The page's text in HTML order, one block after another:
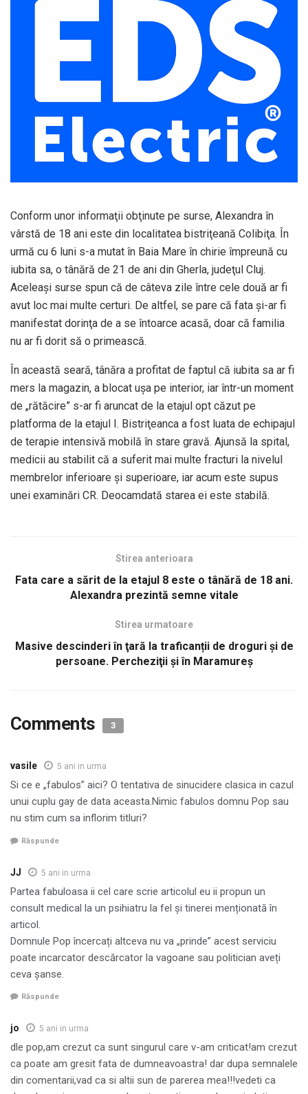
Conform unor informaţii obţinute pe surse, Alexandra în
vârstă de 18 ani este din localitatea bistriţeană Colibiţa. În
urmă cu 6 luni s-a mutat în Baia Mare în chirie împreună cu
iubita sa, o tânără de 21 de ani din Gherla, judeţul Cluj.
Aceleaşi surse spun că de câteva zile între cele două ar fi
avut loc mai multe certuri. De altfel, se pare că fata şi-ar fi
manifestat dorinţa de a se întoarce acasă, doar că familia
nu ar fi dorit să o primească.
În această seară, tânăra a profitat de faptul că iubita sa ar fi
mers la magazin, a blocat uşa pe interior, iar într-un moment
de „rătăcire” s-ar fi aruncat de la etajul opt căzut pe
platforma de la etajul I. Bistriţeanca a fost luata de echipajul
de terapie intensivă mobilă în stare gravă. Ajunsă la spital,
medicii au stabilit că a suferit mai multe fracturi la nivelul
membrelor inferioare şi superioare, iar acum este supus
unei examinări CR. Deocamdată starea ei este stabilă.
Stirea anterioara
Fata care a sărit de la etajul 8 este o tânără de 18 ani.
Alexandra prezintă semne vitale
Stirea urmatoare
Masive descinderi în ţară la traficanții de droguri și de
persoane. Percheziţii şi în Maramureş
Comments 3
vasile 5 ani in urma
Si ce e „fabulos” aici? O tentativa de sinucidere clasica in cazul
unui cuplu gay de data aceasta.Nimic fabulos domnu Pop sau
nu stim cum sa inflorim titluri?
Răspunde
JJ 5 ani in urma
Partea fabuloasa ii cel care scrie articolul eu ii propun un
consult medical la un psihiatru la fel și tinerei menționată în
articol.
Domnule Pop încercați altceva nu va „prinde” acest serviciu
poate incarcator descărcator la vagoane sau politician aveți
ceva șanse.
Răspunde
jo 5 ani in urma
dle pop,am crezut ca sunt singurul care v-am criticat!am crezut
ca poate am gresit fata de dumneavoastra! dar dupa semnalele
din comentarii,vad ca si altii sun de parerea mea!!!vedeti ca